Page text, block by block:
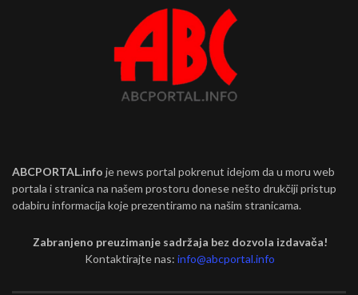
ABCPORTAL.info je news portal pokrenut idejom da u moru web
portala i stranica na našem prostoru donese nešto drukčiji pristup
odabiru informacija koje prezentiramo na našim stranicama.
Zabranjeno preuzimanje sadržaja bez dozvola izdavača!
Kontaktirajte nas:info@abcportal.info